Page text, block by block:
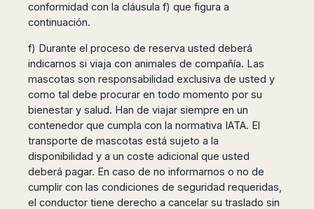
conformidad con la cláusula f) que figura a
continuación.
f) Durante el proceso de reserva usted deberá
indicarnos si viaja con animales de compañía. Las
mascotas son responsabilidad exclusiva de usted y
como tal debe procurar en todo momento por su
bienestar y salud. Han de viajar siempre en un
contenedor que cumpla con la normativa IATA. El
transporte de mascotas está sujeto a la
disponibilidad y a un coste adicional que usted
deberá pagar. En caso de no informarnos o no de
cumplir con las condiciones de seguridad requeridas,
el conductor tiene derecho a cancelar su traslado sin